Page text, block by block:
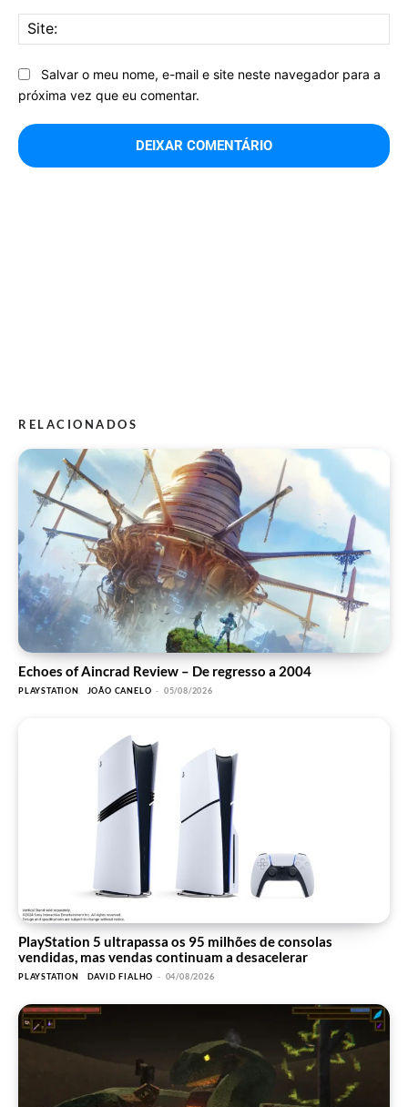
Salvar o meu nome, e-mail e site neste navegador para a
próxima vez que eu comentar.
RELACIONADOS
Echoes of Aincrad Review – De regresso a 2004
PLAYSTATION JOÃO CANELO - 05/08/2026
PlayStation 5 ultrapassa os 95 milhões de consolas
vendidas, mas vendas continuam a desacelerar
PLAYSTATION DAVID FIALHO - 04/08/2026